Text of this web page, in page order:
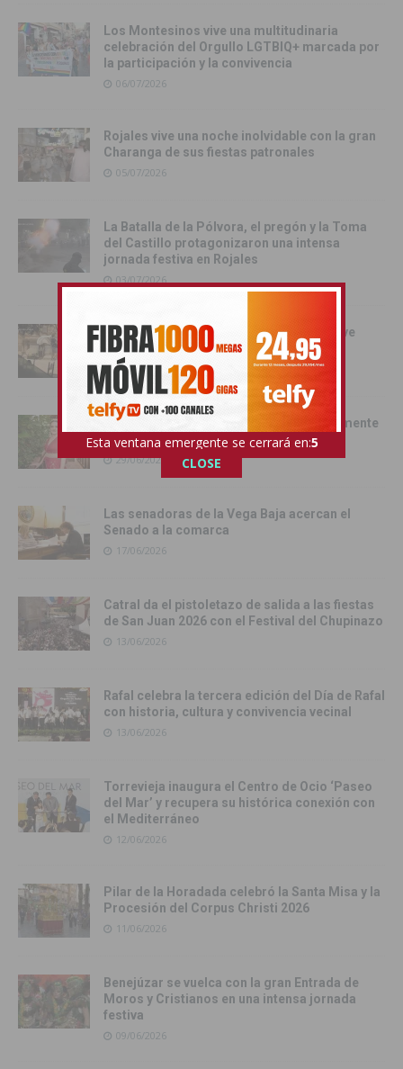
Los Montesinos vive una multitudinaria
celebración del Orgullo LGTBIQ+ marcada por
la participación y la convivencia
06/07/2026
Rojales vive una noche inolvidable con la gran
Charanga de sus fiestas patronales
05/07/2026
La Batalla de la Pólvora, el pregón y la Toma
del Castillo protagonizaron una intensa
jornada festiva en Rojales
03/07/2026
Orihuela se convierte en escenario del live
action de Enredados de Disney
01/07/2026
Pilar Hernández, Armengola 2026: «realmente
soy una Armengola ‘Armengola'»
29/06/2026
Las senadoras de la Vega Baja acercan el
Senado a la comarca
17/06/2026
Catral da el pistoletazo de salida a las fiestas
de San Juan 2026 con el Festival del Chupinazo
13/06/2026
Rafal celebra la tercera edición del Día de Rafal
con historia, cultura y convivencia vecinal
13/06/2026
Torrevieja inaugura el Centro de Ocio ‘Paseo
del Mar’ y recupera su histórica conexión con
el Mediterráneo
12/06/2026
Pilar de la Horadada celebró la Santa Misa y la
Procesión del Corpus Christi 2026
11/06/2026
Benejúzar se vuelca con la gran Entrada de
Moros y Cristianos en una intensa jornada
festiva
09/06/2026
Esta ventana emergente se cerrará en:4
CLOSE